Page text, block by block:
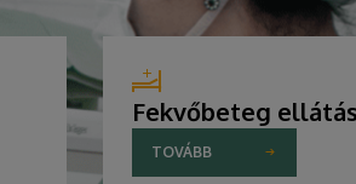
Fekvőbeteg
TOVÁBB